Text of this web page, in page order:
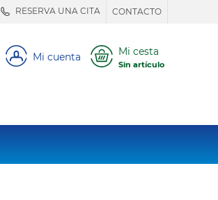
RESERVA UNA CITA CONTACTO
Mi cuenta Mi cesta
Sin artículo